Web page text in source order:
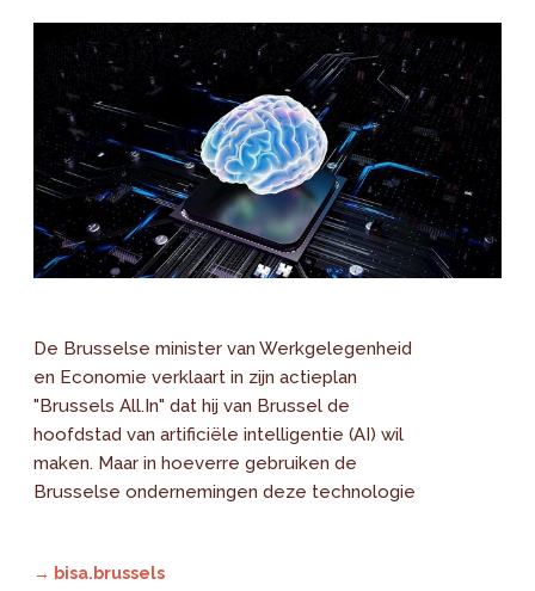
De Brusselse minister van Werkgelegenheid
en Economie verklaart in zijn actieplan
"Brussels All.In" dat hij van Brussel de
hoofdstad van artificiële intelligentie (AI) wil
maken. Maar in hoeverre gebruiken de
Brusselse ondernemingen deze technologie
→ bisa.brussels